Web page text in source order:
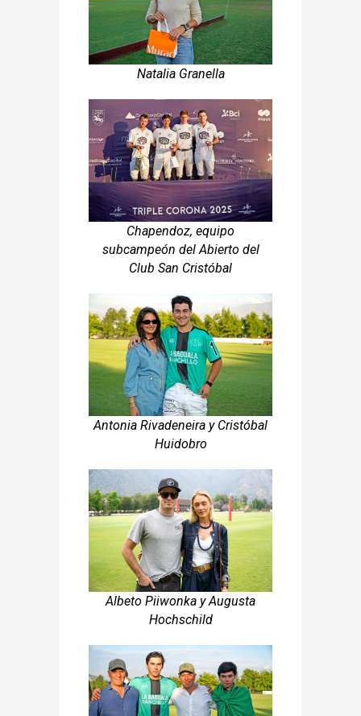
Natalia Granella
Chapendoz, equipo
subcampeón del Abierto del
Club San Cristóbal
Antonia Rivadeneira y Cristóbal
Huidobro
Albeto Piiwonka y Augusta
Hochschild